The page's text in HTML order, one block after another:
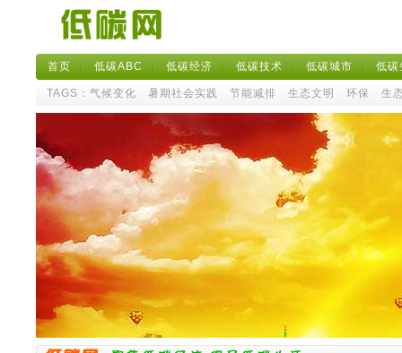
首页 低碳ABC 低碳经济 低碳技术 低碳城市 低碳
TAGS： 气候变化 暑期社会实践 节能减排 生态文明 环保 生